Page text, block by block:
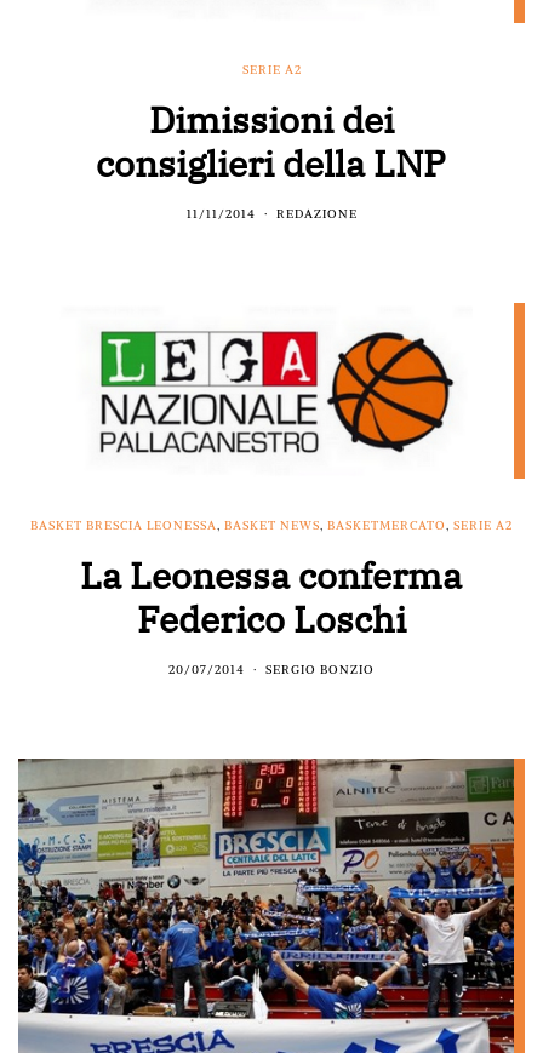
SERIE A2
Dimissioni dei
consiglieri della LNP
11/11/2014 REDAZIONE
BASKET BRESCIA LEONESSA, BASKET NEWS, BASKETMERCATO, SERIE A2
La Leonessa conferma
Federico Loschi
20/07/2014 SERGIO BONZIO